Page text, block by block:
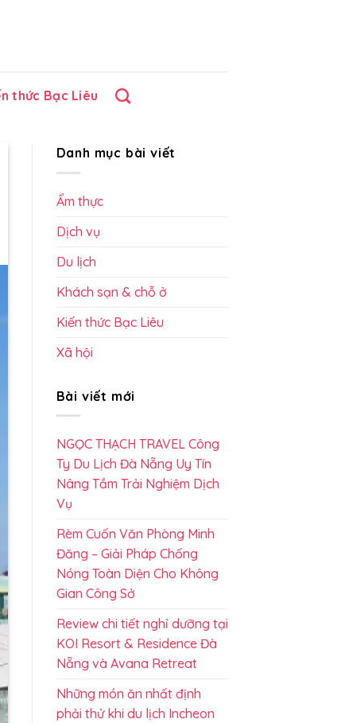
thức Bạc Liêu
Danh mục bài viết
Ẩm thực
Dịch vụ
Du lịch
Khách sạn & chỗ ở
Kiến thức Bạc Liêu
Xã hội
Bài viết mới
NGỌC THẠCH TRAVEL Công
Ty Du Lịch Đà Nẵng Uy Tín
Nâng Tầm Trải Nghiệm Dịch
Vụ
Rèm Cuốn Văn Phòng Minh
Đăng – Giải Pháp Chống
Nóng Toàn Diện Cho Không
Gian Công Sở
Review chi tiết nghỉ dưỡng tại
KOI Resort & Residence Đà
Nẵng và Avana Retreat
Những món ăn nhất định
phải thử khi du lịch Incheon